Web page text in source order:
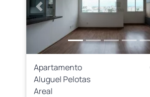
Anterior
Apartamento
Aluguel Pelotas
Areal